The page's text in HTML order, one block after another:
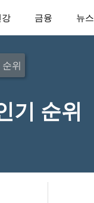
강 금융 뉴스
위
기 순위